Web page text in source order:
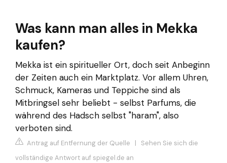
Was kann man alles in Mekka
kaufen?
Mekka ist ein spiritueller Ort, doch seit Anbeginn
der Zeiten auch ein Marktplatz. Vor allem Uhren,
Schmuck, Kameras und Teppiche sind als
Mitbringsel sehr beliebt - selbst Parfums, die
während des Hadsch selbst "haram", also
verboten sind.
Antrag auf Entfernung der Quelle | Sehen Sie sich die
vollständige Antwort auf spiegel.de an